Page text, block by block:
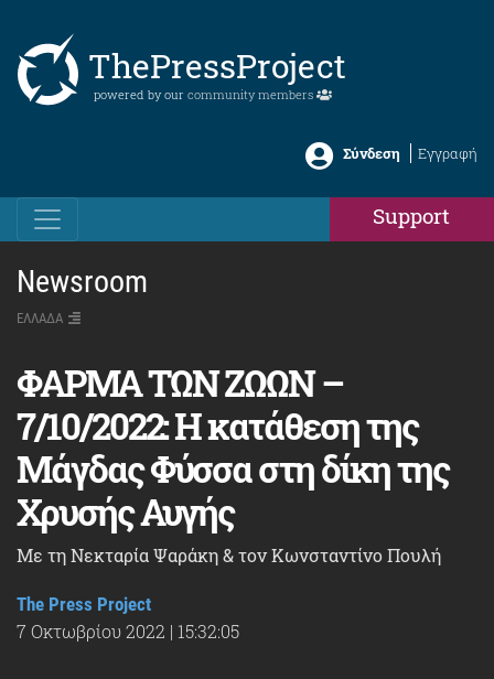
ThePressProject
powered by our community members
Σύνδεση Εγγραφή
Support
Newsroom
ΕΛΛΑΔΑ
ΦΑΡΜΑ ΤΩΝ ΖΩΩΝ –
7/10/2022: Η κατάθεση της
Μάγδας Φύσσα στη δίκη της
Χρυσής Αυγής
Με τη Νεκταρία Ψαράκη & τον Κωνσταντίνο Πουλή
The Press Project
7 Οκτωβρίου 2022 | 15:32:05